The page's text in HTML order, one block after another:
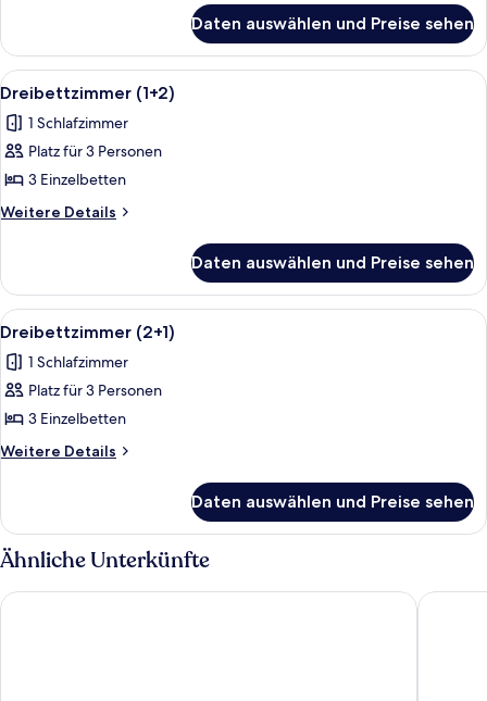
(1+1)
Daten auswählen und Preise sehen
Alle
Fotos
für
Dreibettzimmer
(1+2)
anzeigen
Ein Hotelzimmer mit einem Bett,
5
Dreibettzimmer (1+2)
1 Schlafzimmer
Platz für 3 Personen
3 Einzelbetten
Weitere Details
Weitere
(1+2)
Daten auswählen und Preise sehen
Alle
Fotos
für
Dreibettzimmer
(2+1)
anzeigen
Ein Hotelzimmer mit einem Bett,
5
Dreibettzimmer (2+1)
1 Schlafzimmer
Platz für 3 Personen
3 Einzelbetten
Weitere Details
Weitere
(2+1)
Daten auswählen und Preise sehen
Ähnliche Unterkünfte
Hasdrubal Thalassa Port El Kantaoui El